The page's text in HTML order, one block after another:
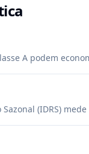
A podem
(IDRS)